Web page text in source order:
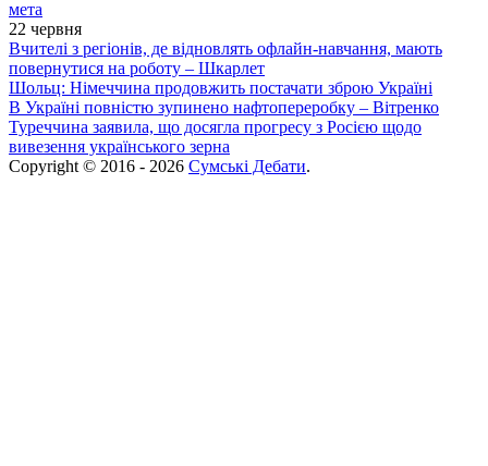
мета
22 червня
Вчителі з регіонів, де відновлять офлайн-навчання, мають
повернутися на роботу – Шкарлет
Шольц: Німеччина продовжить постачати зброю Україні
В Україні повністю зупинено нафтопереробку – Вітренко
Туреччина заявила, що досягла прогресу з Росією щодо
вивезення українського зерна
Copyright © 2016 - 2026 Сумські Дебати.